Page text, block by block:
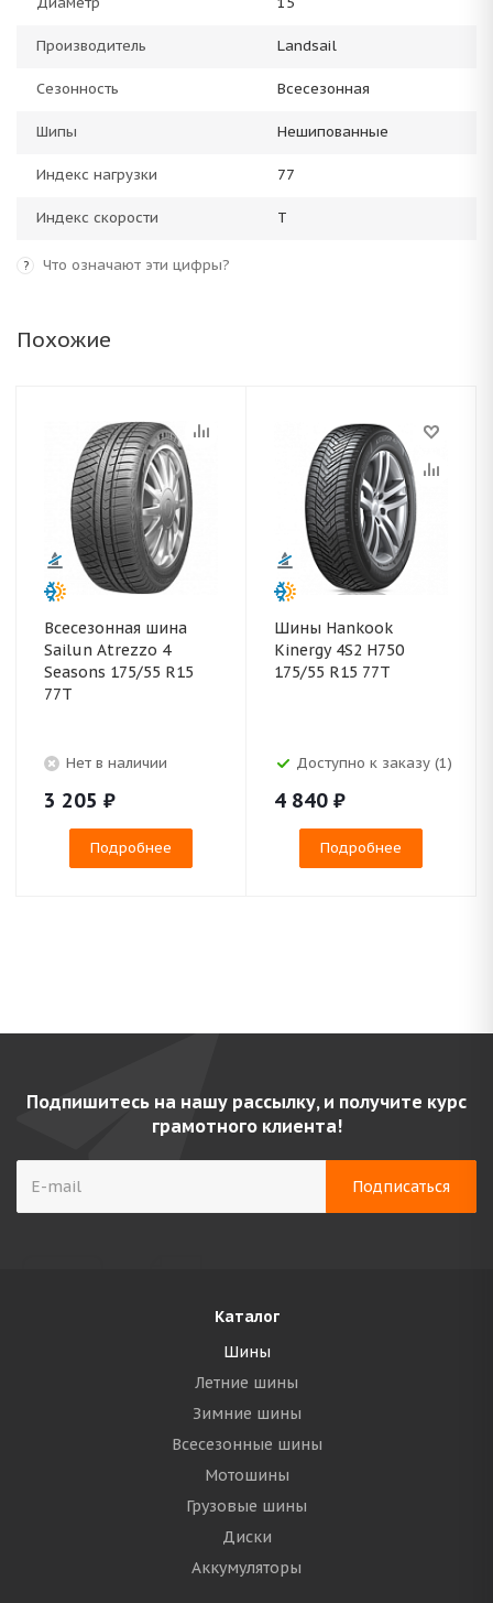
Производитель Landsail
Сезонность Всесезонная
Шипы Нешипованные
Индекс нагрузки 77
Индекс скорости T
? Что означают эти цифры?
Похожие
Всесезонная шина
Sailun Atrezzo 4
Seasons 175/55 R15
77T
Нет в наличии
3 205 ₽
Подробнее
Шины Hankook
Kinergy 4S2 H750
175/55 R15 77T
Доступно к заказу (1)
4 840 ₽
Подробнее
Подпишитесь на нашу рассылку, и получите курс
грамотного клиента!
Каталог
Шины
Летние шины
Зимние шины
Всесезонные шины
Мотошины
Грузовые шины
Диски
Аккумуляторы